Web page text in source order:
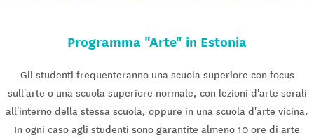
Programma "Arte" in Estonia
Gli studenti frequenteranno una scuola superiore con focus
sull'arte o una scuola superiore normale, con lezioni d'arte serali
all'interno della stessa scuola, oppure in una scuola d'arte vicina.
In ogni caso agli studenti sono garantite almeno 10 ore di arte